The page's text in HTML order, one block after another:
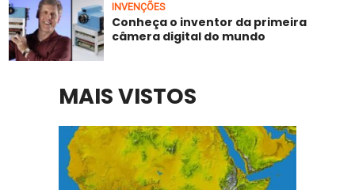
INVENÇÕES
Conheça o inventor da primeira
câmera digital do mundo
MAIS VISTOS